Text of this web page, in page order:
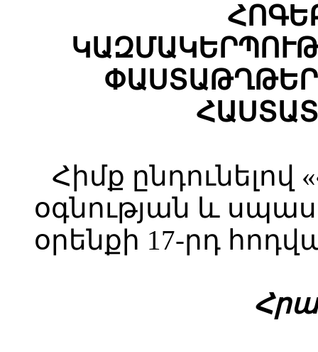
Հիմք
օգնության և
օրենքի 17-րդ
Հ